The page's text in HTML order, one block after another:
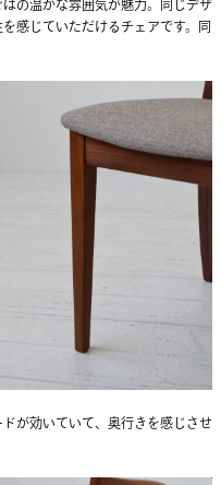
の温かな雰囲気が魅力。同じデザ
感じていただけるチェアです。同
が効いていて、奥行きを感じさせ